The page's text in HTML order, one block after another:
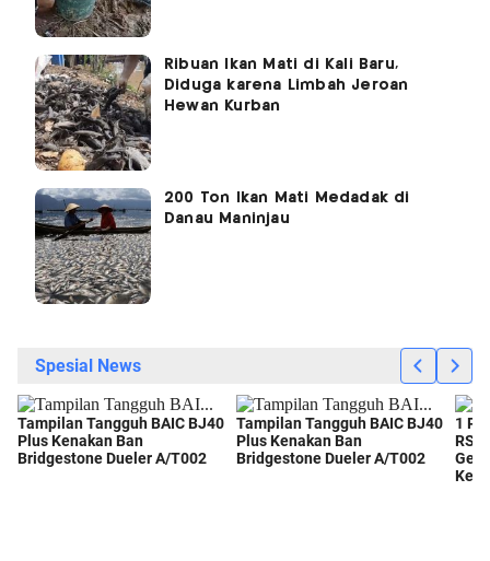
Ribuan Ikan Mati di Kali Baru,
Diduga karena Limbah Jeroan
Hewan Kurban
200 Ton Ikan Mati Medadak di
Danau Maninjau